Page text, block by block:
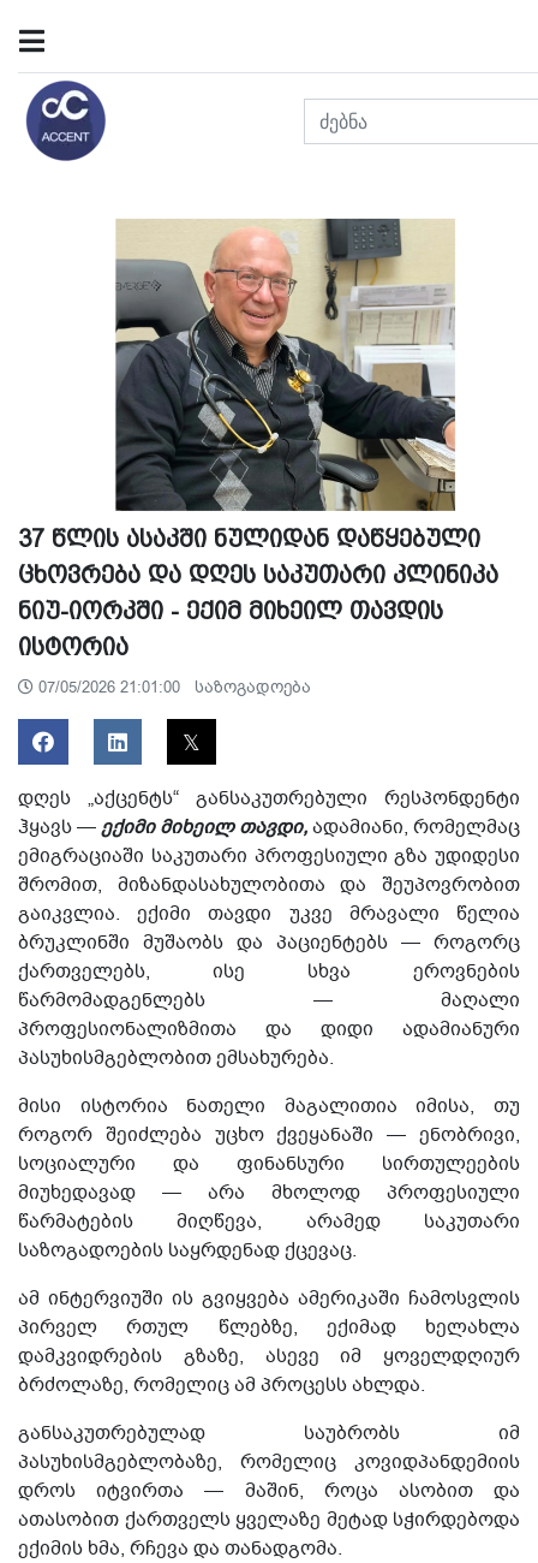
37 წლის ასაკში ნულიდან დაწყებული
ცხოვრება და დღეს საკუთარი კლინიკა
ნიუ-იორკში - ექიმ მიხეილ თავდის
ისტორია
07/05/2026 21:01:00 საზოგადოება
დღეს „აქცენტს“ განსაკუთრებული
რესპონდენტი
ჰყავს—ექიმი მიხეილ თავდი,ადამიანი, რომელმაც
ემიგრაციაში საკუთარი პროფესიული გზა უდიდესი
შრომით, მიზანდასახულობითა და
შეუპოვრობით
გაიკვლია.ექიმი თავდი უკვე მრავალი
წელია
ბრუკლინში მუშაობს და პაციენტებს — როგორც
ქართველებს, ისე სხვა
ეროვნების
წარმომადგენლებს — მაღალი
პროფესიონალიზმითა
და დიდი
ადამიანური
პასუხისმგებლობითემსახურება.
მისი
ისტორია ნათელი მაგალითია იმისა,თუ
როგორ შეიძლება უცხო ქვეყანაში —ენობრივი,
სოციალური
და ფინანსური
სირთულეების
მიუხედავად — არა მხოლოდ
პროფესიული
წარმატების
მიღწევა, არამედ
საკუთარი
საზოგადოების საყრდენადქცევაც.
ამ ინტერვიუში ის გვიყვება ამერიკაში ჩამოსვლის
პირველ
რთულ წლებზე, ექიმად
ხელახლა
დამკვიდრების
გზაზე, ასევე იმ
ყოველდღიურ
ბრძოლაზე, რომელიცამ პროცესსახლდა.
განსაკუთრებულად
საუბრობს
იმ
პასუხისმგებლობაზე, რომელიც
კოვიდპანდემიის
დროს
იტვირთა — მაშინ, როცა ასობით
და
ათასობით ქართველს ყველაზე მეტად სჭირდებოდა
ექიმის ხმა, რჩევა და თანადგომა.